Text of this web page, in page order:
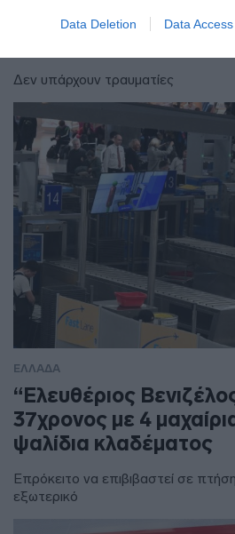
Data Deletion Data Access
Καθυστερήσεις στο
Δεν υπάρχουν τραυματίες
ΕΛΛΑΔΑ
“Ελευθέριος
37χρονος με 4
ψαλίδια κλαδέματος
Επρόκειτο να επιβιβαστεί σε
εξωτερικό